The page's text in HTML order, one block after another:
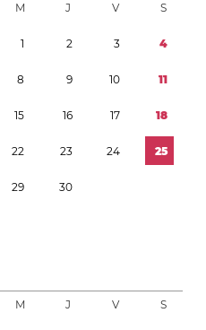
M J V S
1 2 3 4
8 9 10 11
15 16 17 18
22 23 24 25
29 30
M J V S